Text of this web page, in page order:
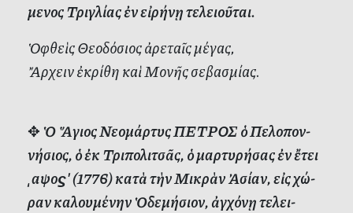
με­νος Τρι­γλί­αςἐν εἰ­ρή­νῃ τε­λει­οῦ­ται.
Ὁ­φθεὶς Θε­ο­δό­σι­ος ἀ­ρε­ταῖς μέ­γας,
Ἄρ­χειν ἐ­κρί­θη καὶ Μο­νῆς σε­βα­σμί­ας.
✥ Ὁ Ἅ­γι­ος Νε­ο­μάρ­τυς ΠΕΤΡΟΣ ὁ Πε­λο­πον­
νή­σι­ος, ὁ ἐκ Τρι­πο­λι­τσᾶς, ὁ μαρ­τυ­ρή­σας ἐν ἔ­τει
͵αψοϛʹ (1776) κα­τὰ τὴν Μι­κρὰν Ἀ­σί­αν, εἰς χώ­
ραν κα­λου­μέ­νην Ὁ­δε­μή­σι­ον, ἀγ­χό­νῃ τε­λει­